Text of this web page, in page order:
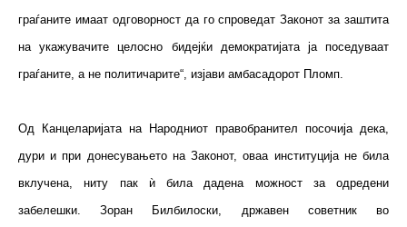
граѓаните имаат одговорност да го спроведат Законот за заштита
на укажувачите целосно бидејќи демократијата ја поседуваат
граѓаните, а не политичарите“, изјави амбасадорот Пломп.
Од Канцеларијата на Народниот правобранител посочија дека,
дури и при донесувањето на Законот, оваа институција не била
вклучена, ниту пак ѝ била дадена можност за одредени
забелешки. Зоран Билбилоски, државен советник во